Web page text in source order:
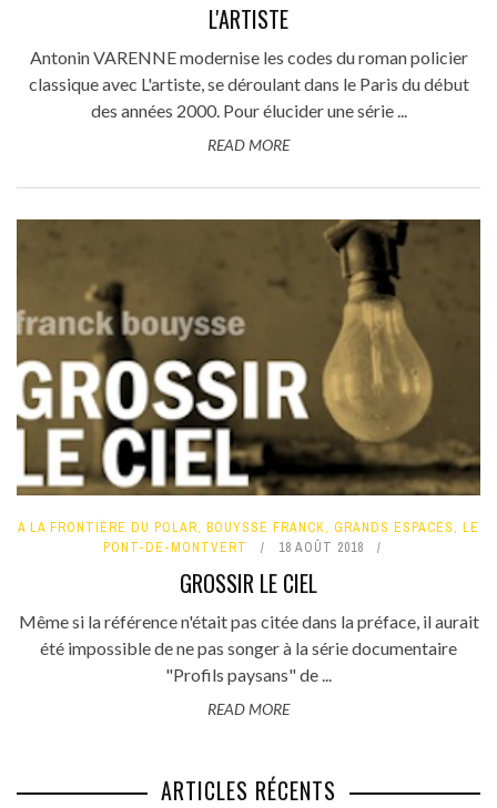
L'ARTISTE
Antonin VARENNE modernise les codes du roman policier
classique avec L'artiste, se déroulant dans le Paris du début
des années 2000. Pour élucider une série ...
READ MORE
A LA FRONTIÈRE DU POLAR, BOUYSSE FRANCK, GRANDS ESPACES, LE
PONT-DE-MONTVERT
18 AOÛT 2018
GROSSIR LE CIEL
Même si la référence n'était pas citée dans la préface, il aurait
été impossible de ne pas songer à la série documentaire
"Profils paysans" de ...
READ MORE
ARTICLES RÉCENTS